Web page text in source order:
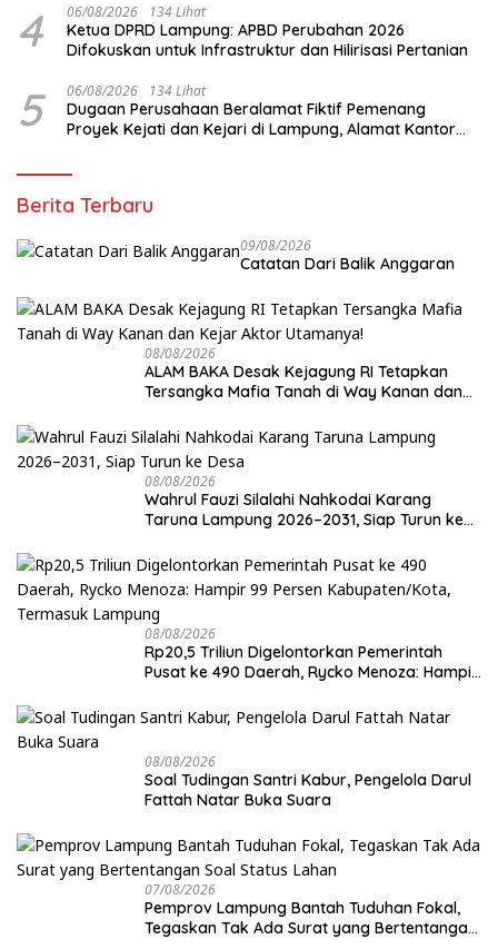
4 06/08/2026 134 Lihat
Ketua DPRD Lampung: APBD Perubahan 2026
Difokuskan untuk Infrastruktur dan Hilirisasi Pertanian
5 06/08/2026 134 Lihat
Dugaan Perusahaan Beralamat Fiktif Pemenang
Proyek Kejati dan Kejari di Lampung, Alamat Kantor
PKPCK Disorot
Berita Terbaru
09/08/2026
Catatan Dari Balik Anggaran
08/08/2026
ALAM BAKA Desak Kejagung RI Tetapkan
Tersangka Mafia Tanah di Way Kanan dan
08/08/2026
Wahrul Fauzi Silalahi Nahkodai Karang
Taruna Lampung 2026–2031, Siap Turun ke
08/08/2026
Rp20,5 Triliun Digelontorkan Pemerintah
Pusat ke 490 Daerah, Rycko Menoza: Hampir
Lampung
08/08/2026
Soal Tudingan Santri Kabur, Pengelola Darul
Fattah Natar Buka Suara
07/08/2026
Pemprov Lampung Bantah Tuduhan Fokal,
Tegaskan Tak Ada Surat yang Bertentangan